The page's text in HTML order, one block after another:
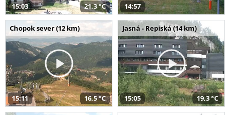
15:03 21,3 °C 14:57
Chopok sever (12 km)
15:11 16,5 °C
Jasná - Repiská (14 km)
15:05 19,3 °C